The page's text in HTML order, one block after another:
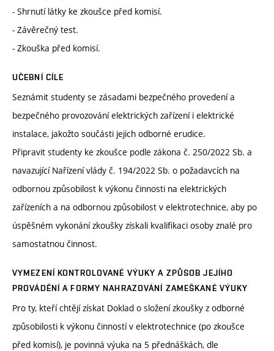
- Shrnutí látky ke zkoušce před komisí.
- Závěrečný test.
- Zkouška před komisí.
UČEBNÍ CÍLE
Seznámit studenty se zásadami bezpečného provedení a
bezpečného provozování elektrických zařízení i elektrické
instalace, jakožto součásti jejich odborné erudice.
Připravit studenty ke zkoušce podle zákona č. 250/2022 Sb. a
navazující Nařízení vlády č. 194/2022 Sb. o požadavcích na
odbornou způsobilost k výkonu činnosti na elektrických
zařízeních a na odbornou způsobilost v elektrotechnice, aby po
úspěšném vykonání zkoušky získali kvalifikaci osoby znalé pro
samostatnou činnost.
VYMEZENÍ KONTROLOVANÉ VÝUKY A ZPŮSOB JEJÍHO
PROVÁDĚNÍ A FORMY NAHRAZOVÁNÍ ZAMEŠKANÉ VÝUKY
Pro ty, kteří chtějí získat Doklad o složení zkoušky z odborné
způsobilosti k výkonu činností v elektrotechnice (po zkoušce
před komisí), je povinná výuka na 5 přednáškách, dle